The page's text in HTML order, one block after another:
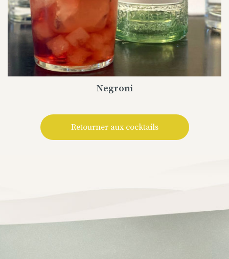
Negroni
Retourner aux cocktails